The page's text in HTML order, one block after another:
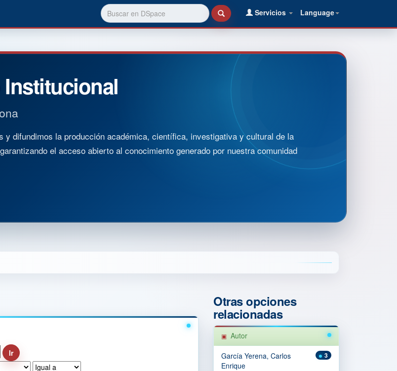
Language
Servicios
y difundimos la producción académica, científica, investigativa y cultural de la
el acceso abierto al conocimiento generado por nuestra comunidad
Otras opciones
relacionadas
Autor
3
García Yerena, Carlos
Enrique